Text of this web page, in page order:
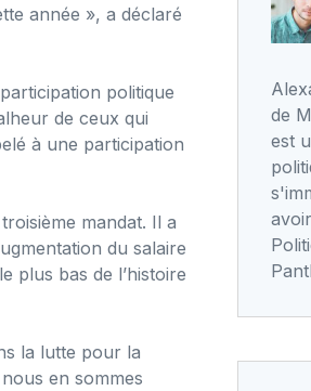
année », a déclaré
politique
de ceux qui
à une participation
mandat. Il a
du salaire
plus bas de l’histoire
la lutte pour la
en sommes
de
est